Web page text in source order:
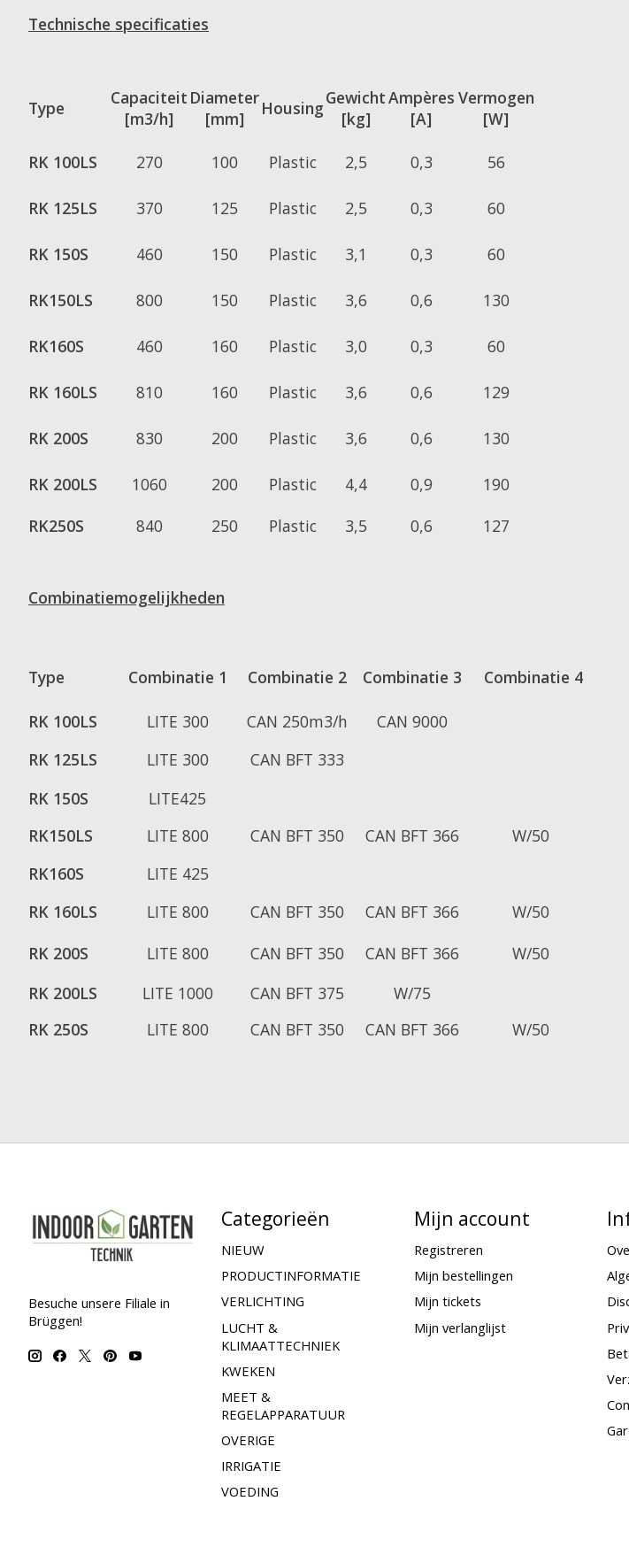
Technische specificaties
Type
Capaciteit
[m3/h]
Diameter
[mm]
HousingGewicht
[kg]
Ampères
[A]
Vermogen
[W]
RK 100LS 270 100 Plastic 2,5 0,3 56
RK 125LS 370 125 Plastic 2,5 0,3 60
RK 150S 460 150 Plastic 3,1 0,3 60
RK150LS 800 150 Plastic 3,6 0,6 130
RK160S 460 160 Plastic 3,0 0,3 60
RK 160LS 810 160 Plastic 3,6 0,6 129
RK 200S 830 200 Plastic 3,6 0,6 130
RK 200LS 1060 200 Plastic 4,4 0,9
190
RK250S
840 250 Plastic 3,5 0,6 127
Combinatiemogelijkheden
Type Combinatie 1 Combinatie 2 Combinatie 3 Combinatie 4
RK 100LS LITE 300 CAN 250m3/h
CAN 9000
RK 125LS
LITE 300
CAN BFT 333
RK 150S
LITE425
RK150LS
LITE 800 CAN BFT 350 CAN BFT 366
W/50
RK160S
LITE 425
RK 160LS
LITE 800 CAN BFT 350 CAN BFT 366
W/50
RK 200S
LITE 800 CAN BFT 350 CAN BFT 366
W/50
RK 200LS
LITE 1000 CAN BFT 375
W/75
RK 250S
LITE 800 CAN BFT 350 CAN BFT 366 W/50
Besuche unsere Filiale in
Brüggen!
Categorieën
NIEUW
PRODUCTINFORMATIE
VERLICHTING
LUCHT &
KLIMAATTECHNIEK
KWEKEN
MEET &
REGELAPPARATUUR
OVERIGE
IRRIGATIE
VOEDING
Mijn account
Registreren
Mijn bestellingen
Mijn tickets
Mijn verlanglijst